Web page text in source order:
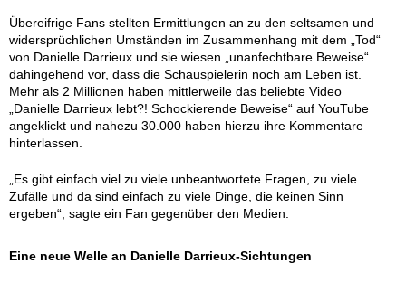
Übereifrige Fans stellten Ermittlungen an zu den seltsamen und
widersprüchlichen Umständen im Zusammenhang mit dem „Tod“
von Danielle Darrieux und sie wiesen „unanfechtbare Beweise“
dahingehend vor, dass die Schauspielerin noch am Leben ist.
Mehr als 2 Millionen haben mittlerweile das beliebte Video
„Danielle Darrieux lebt?! Schockierende Beweise“ auf YouTube
angeklickt und nahezu 30.000 haben hierzu ihre Kommentare
hinterlassen.
„Es gibt einfach viel zu viele unbeantwortete Fragen, zu viele
Zufälle und da sind einfach zu viele Dinge, die keinen Sinn
ergeben“, sagte ein Fan gegenüber den Medien.
Eine neue Welle an Danielle Darrieux-Sichtungen